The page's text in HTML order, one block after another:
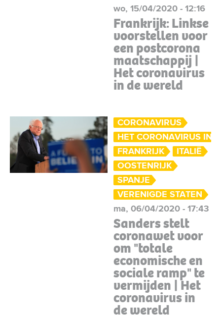
wo, 15/04/2020 - 12:16
Frankrijk: Linkse
voorstellen voor
een postcorona
maatschappij |
Het coronavirus
in de wereld
CORONAVIRUS
HET CORONAVIRUS IN
FRANKRIJK
ITALIË
OOSTENRIJK
SPANJE
VERENIGDE STATEN
ma, 06/04/2020 - 17:43
Sanders stelt
coronawet voor
om "totale
economische en
sociale ramp" te
vermijden | Het
coronavirus in
de wereld